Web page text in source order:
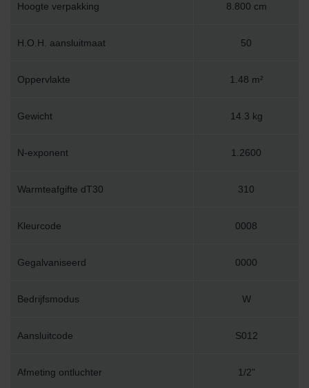
Hoogte verpakking 8.800 cm
H.O.H. aansluitmaat 50
Oppervlakte 1.48 m²
Gewicht 14.3 kg
N-exponent 1.2600
Warmteafgifte dT30 310
Kleurcode 0008
Gegalvaniseerd 0000
Bedrijfsmodus W
Aansluitcode S012
Afmeting ontluchter 1/2"